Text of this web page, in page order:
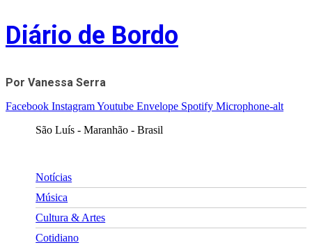
Skip
to
content
Diário de Bordo
Por Vanessa Serra
Facebook InstagramYoutube Envelope Spotify Microphone-alt
São Luís - Maranhão - Brasil
Notícias
Música
Cultura & Artes
Cotidiano